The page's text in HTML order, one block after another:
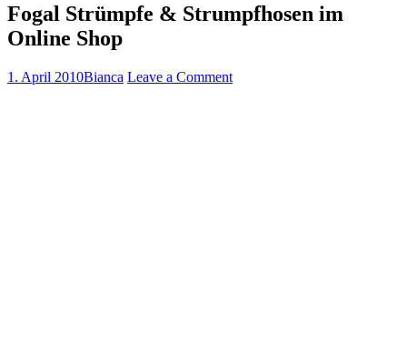
Fogal Strümpfe & Strumpfhosen im
Online Shop
1. April 2010Bianca Leave a Comment